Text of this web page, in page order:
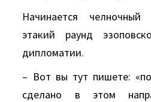
Начинается
этакий раунд
дипломатии.
– Вот вы тут пишете:
сделано в этом